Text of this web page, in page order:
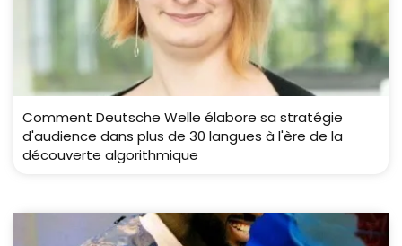
Comment Deutsche Welle élabore sa stratégie
d'audience dans plus de 30 langues à l'ère de la
découverte algorithmique